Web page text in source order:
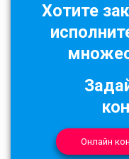
Хотите
Онлайн